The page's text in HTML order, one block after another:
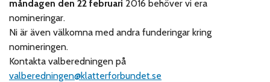
måndagen den 22 februari 2016 behöver vi era
nomineringar.
Ni är även välkomna med andra funderingar kring
nomineringen.
Kontakta valberedningen på
valberedningen@klatterforbundet.se